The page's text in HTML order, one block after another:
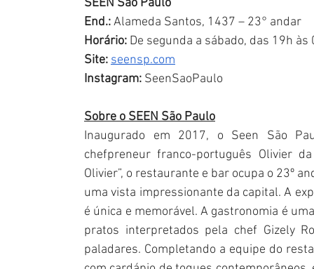
SEEN São Paulo
End.: Alameda Santos, 1437 – 23° andar
Horário: De segunda a sábado, das 19h às
Site: seensp.com
Instagram: SeenSaoPaulo
Sobre o SEEN São Paulo
Inaugurado em 2017, o Seen São
chefpreneur franco-português Olivier
Olivier”, o restaurante e bar ocupa o 23º
uma vista impressionante da capital. A
é única e memorável. A gastronomia é
pratos interpretados pela chef Gizely
paladares. Completando a equipe do